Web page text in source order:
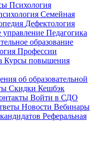
Психология
Семейная
Дефектология
управление Педагогика
образование
Профессии
Курсы повышения
об образовательной
Скидки Кешбэк
Войти в СДО
Новости Вебинары
Реферальная